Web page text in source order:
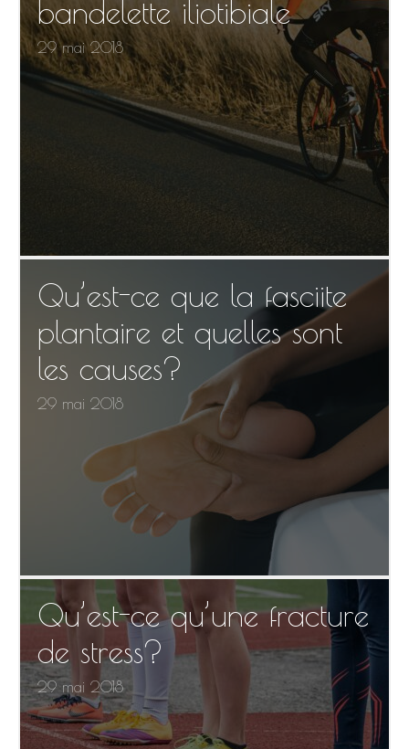
bandelette iliotibiale
29 mai 2018
Qu’est-ce que la fasciite
plantaire et quelles sont
les causes?
29 mai 2018
Qu’est-ce qu’une fracture
de stress?
29 mai 2018